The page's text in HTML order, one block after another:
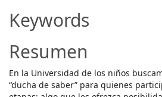
Keywords
Resumen
En la Universidad de los niños
“ducha de saber” para quienes